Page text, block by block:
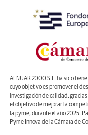
ALNUAR 2000 S.L. ha sido
cuyo objetivo es promover el
investigación de calidad, gracias
el objetivo de mejorar la
la pyme, durante el año 2025.
Pyme Innova de la Cámara de